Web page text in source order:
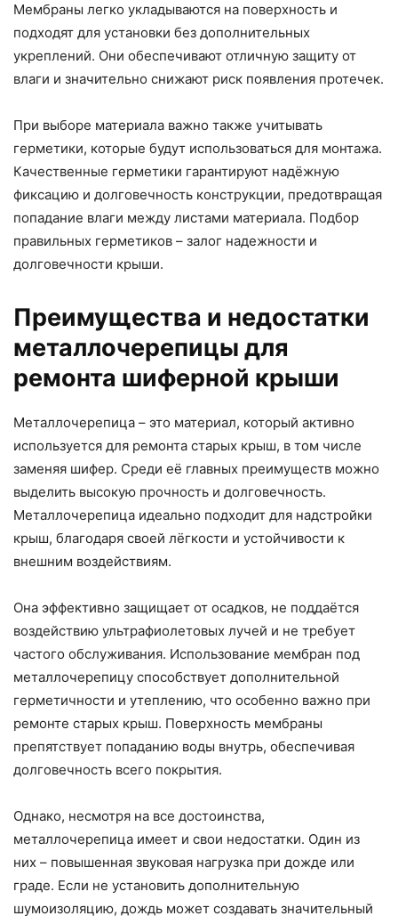
Мембраны легко укладываются на поверхность и
подходят для установки без дополнительных
укреплений. Они обеспечивают отличную защиту от
влаги и значительно снижают риск появления протечек.
При выборе материала важно также учитывать
герметики, которые будут использоваться для монтажа.
Качественные герметики гарантируют надёжную
фиксацию и долговечность конструкции, предотвращая
попадание влаги между листами материала. Подбор
правильных герметиков – залог надежности и
долговечности крыши.
Преимущества и недостатки
металлочерепицы для
ремонта шиферной крыши
Металлочерепица – это материал, который активно
используется для ремонта старых крыш, в том числе
заменяя шифер. Среди её главных преимуществ можно
выделить высокую прочность и долговечность.
Металлочерепица идеально подходит для надстройки
крыш, благодаря своей лёгкости и устойчивости к
внешним воздействиям.
Она эффективно защищает от осадков, не поддаётся
воздействию ультрафиолетовых лучей и не требует
частого обслуживания. Использование мембран под
металлочерепицу способствует дополнительной
герметичности и утеплению, что особенно важно при
ремонте старых крыш. Поверхность мембраны
препятствует попаданию воды внутрь, обеспечивая
долговечность всего покрытия.
Однако, несмотря на все достоинства,
металлочерепица имеет и свои недостатки. Один из
них – повышенная звуковая нагрузка при дожде или
граде. Если не установить дополнительную
шумоизоляцию, дождь может создавать значительный